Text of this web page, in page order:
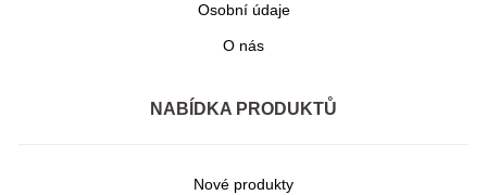
Osobní údaje
O nás
NABÍDKA PRODUKTŮ
Nové produkty